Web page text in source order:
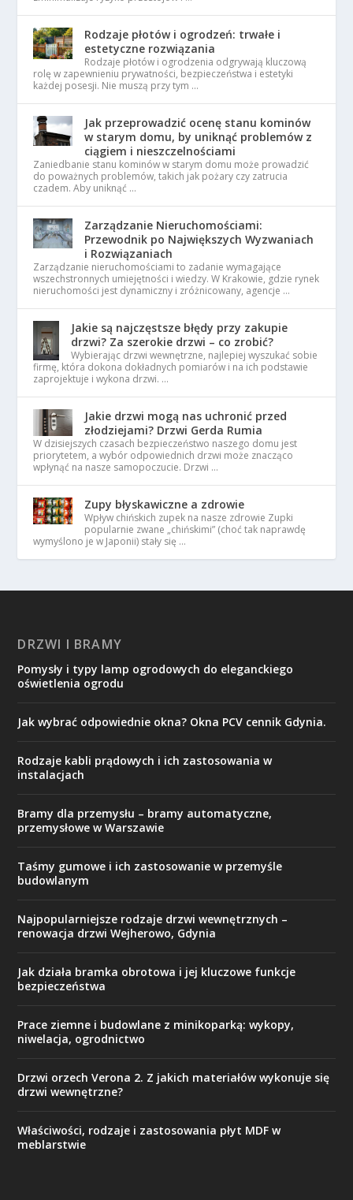
Rodzaje płotów i ogrodzeń: trwałe i
estetyczne rozwiązania
Rodzaje płotów i ogrodzenia odgrywają kluczową
rolę w zapewnieniu prywatności, bezpieczeństwa i estetyki
każdej posesji. Nie muszą przy tym …
Jak przeprowadzić ocenę stanu kominów
w starym domu, by uniknąć problemów z
ciągiem i nieszczelnościami
Zaniedbanie stanu kominów w starym domu może prowadzić
do poważnych problemów, takich jak pożary czy zatrucia
czadem. Aby uniknąć …
Zarządzanie Nieruchomościami:
Przewodnik po Największych Wyzwaniach
i Rozwiązaniach
Zarządzanie nieruchomościami to zadanie wymagające
wszechstronnych umiejętności i wiedzy. W Krakowie, gdzie rynek
nieruchomości jest dynamiczny i zróżnicowany, agencje …
Jakie są najczęstsze błędy przy zakupie
drzwi? Za szerokie drzwi – co zrobić?
Wybierając drzwi wewnętrzne, najlepiej wyszukać sobie
firmę, która dokona dokładnych pomiarów i na ich podstawie
zaprojektuje i wykona drzwi. …
Jakie drzwi mogą nas uchronić przed
złodziejami? Drzwi Gerda Rumia
W dzisiejszych czasach bezpieczeństwo naszego domu jest
priorytetem, a wybór odpowiednich drzwi może znacząco
wpłynąć na nasze samopoczucie. Drzwi …
Zupy błyskawiczne a zdrowie
Wpływ chińskich zupek na nasze zdrowie Zupki
popularnie zwane „chińskimi” (choć tak naprawdę
wymyślono je w Japonii) stały się …
DRZWI I BRAMY
Pomysły i typy lamp ogrodowych do eleganckiego
oświetlenia ogrodu
Jak wybrać odpowiednie okna? Okna PCV cennik Gdynia.
Rodzaje kabli prądowych i ich zastosowania w
instalacjach
Bramy dla przemysłu – bramy automatyczne,
przemysłowe w Warszawie
Taśmy gumowe i ich zastosowanie w przemyśle
budowlanym
Najpopularniejsze rodzaje drzwi wewnętrznych –
renowacja drzwi Wejherowo, Gdynia
Jak działa bramka obrotowa i jej kluczowe funkcje
bezpieczeństwa
Prace ziemne i budowlane z minikoparką: wykopy,
niwelacja, ogrodnictwo
Drzwi orzech Verona 2. Z jakich materiałów wykonuje się
drzwi wewnętrzne?
Właściwości, rodzaje i zastosowania płyt MDF w
meblarstwie